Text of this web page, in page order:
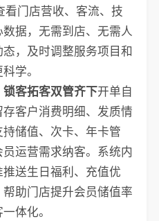
看门店营收、客流、技
据，无需到店、无需人
，及时调整服务项目和
学。
客拓客双管齐下开单自
客户消费明细、发质情
储值、次卡、年卡管
运营需求纳客。系统内
送生日福利、充值优
助门店提升会员储值率
体化。